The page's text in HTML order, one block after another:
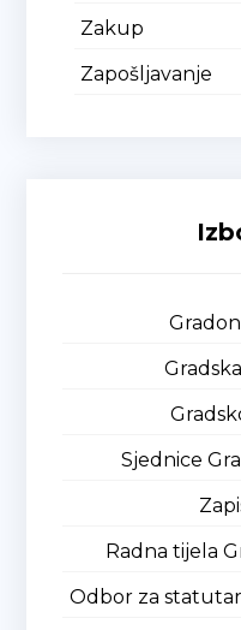
Zakup
Zapošljavanje
Sjednice
Radna tijela
Odbor za